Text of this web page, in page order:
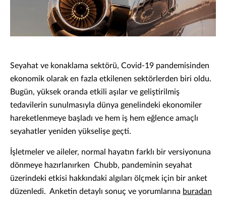
Seyahat ve konaklama sektörü, Covid-19 pandemisinden
ekonomik olarak en fazla etkilenen sektörlerden biri oldu.
Bugün, yüksek oranda etkili aşılar ve geliştirilmiş
tedavilerin sunulmasıyla dünya genelindeki ekonomiler
hareketlenmeye başladı ve hem iş hem eğlence amaçlı
seyahatler yeniden yükselişe geçti.
İşletmeler ve aileler, normal hayatın farklı bir versiyonuna
dönmeye hazırlanırken Chubb, pandeminin seyahat
üzerindeki etkisi hakkındaki algıları ölçmek için bir anket
düzenledi. Anketin detaylı sonuç ve yorumlarına buradan